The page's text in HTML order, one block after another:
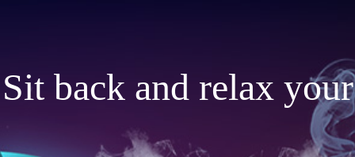
Sit back and relax your